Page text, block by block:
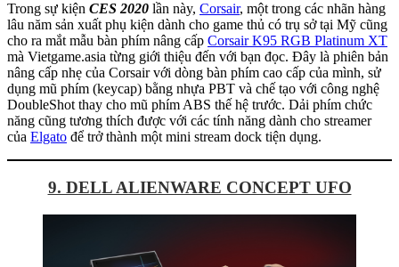
Trong sự kiện CES 2020 lần này, Corsair, một trong các nhãn hàng
lâu năm sản xuất phụ kiện dành cho game thủ có trụ sở tại Mỹ cũng
cho ra mắt mẫu bàn phím nâng cấp Corsair K95 RGB Platinum XT
mà Vietgame.asia từng giới thiệu đến với bạn đọc. Đây là phiên bản
nâng cấp nhẹ của Corsair với dòng bàn phím cao cấp của mình, sử
dụng mũ phím (keycap) bằng nhựa PBT và chế tạo với công nghệ
DoubleShot thay cho mũ phím ABS thế hệ trước. Dải phím chức
năng cũng tương thích được với các tính năng dành cho streamer
của Elgato để trở thành một mini stream dock tiện dụng.
9. DELL ALIENWARE CONCEPT UFO